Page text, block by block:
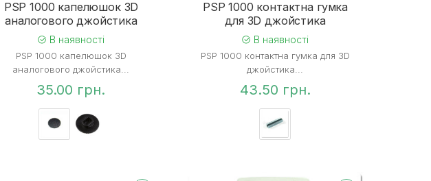
PSP 1000 капелюшок 3D
аналогового джойстика
В наявності
PSP 1000 капелюшок 3D
аналогового джойстика...
35.00 грн.
PSP 1000 контактна гумка
для 3D джойстика
В наявності
PSP 1000 контактна гумка для 3D
джойстика...
43.50 грн.